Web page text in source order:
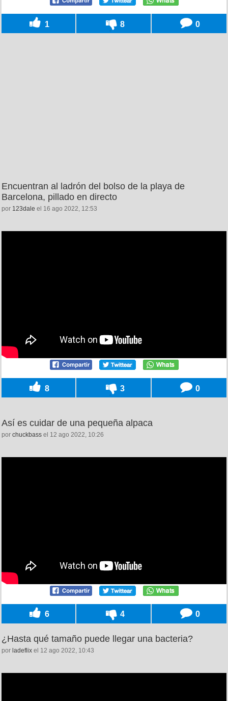
1 8 0
Encuentran al ladrón del bolso de la playa de
Barcelona, pillado en directo
por 123dale el 16 ago 2022, 12:53
8 3 0
Así es cuidar de una pequeña alpaca
por chuckbass el 12 ago 2022, 10:26
6 4 0
¿Hasta qué tamaño puede llegar una bacteria?
por ladeflix el 12 ago 2022, 10:43